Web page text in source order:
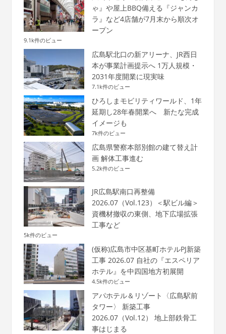
ゃ』や屋上BBQ備える『ジャンカ
ラ』など4店舗が7月末から順次オ
ープン
9.1k件のビュー
広島駅北口の新アリーナ、JR西日
本が事業計画提示へ 1万人規模・
2031年度開業に現実味
7.1k件のビュー
ひろしまモビリティワールド、1年
延期し28年春開業へ 新たな完成
イメージも
7k件のビュー
広島県警察本部別館の建て替え計
画 解体工事進む
5.2k件のビュー
JR広島駅南口再整備
2026.07（Vol.123）＜駅ビル編＞
資機材撤収の東側、地下広場拡張
工事など
5k件のビュー
(仮称)広島市中区基町ホテルPJ新築
工事 2026.07 自社の『エスペリア
ホテル』を中四国地方初展開
4.5k件のビュー
アパホテル＆リゾート〈広島駅前
タワー〉 新築工事
2026.07（Vol.12） 地上部鉄骨工
事はじまる